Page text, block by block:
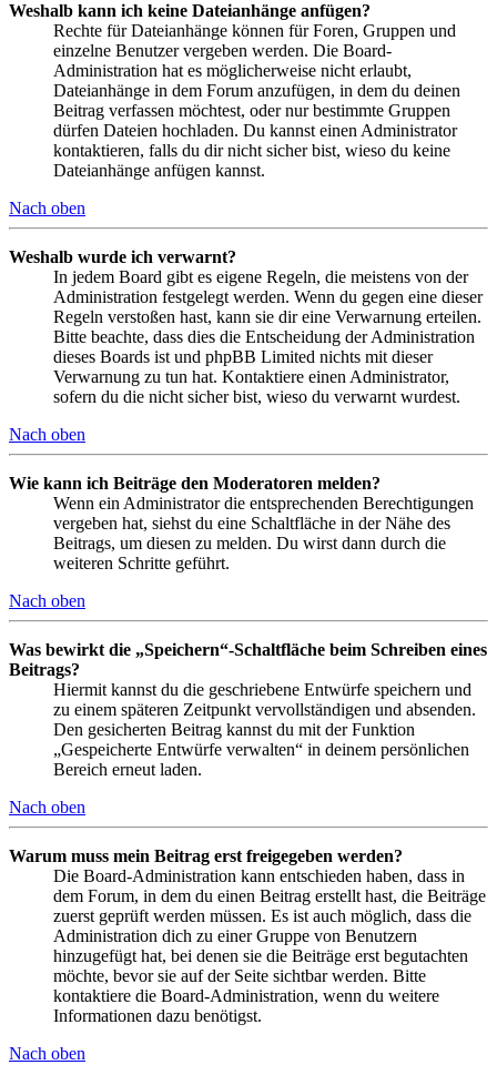
Weshalb kann ich keine Dateianhänge anfügen?
Rechte für Dateianhänge können für Foren, Gruppen und
einzelne Benutzer vergeben werden. Die Board-
Administration hat es möglicherweise nicht erlaubt,
Dateianhänge in dem Forum anzufügen, in dem du deinen
Beitrag verfassen möchtest, oder nur bestimmte Gruppen
dürfen Dateien hochladen. Du kannst einen Administrator
kontaktieren, falls du dir nicht sicher bist, wieso du keine
Dateianhänge anfügen kannst.
Nach oben
Weshalb wurde ich verwarnt?
In jedem Board gibt es eigene Regeln, die meistens von der
Administration festgelegt werden. Wenn du gegen eine dieser
Regeln verstoßen hast, kann sie dir eine Verwarnung erteilen.
Bitte beachte, dass dies die Entscheidung der Administration
dieses Boards ist und phpBB Limited nichts mit dieser
Verwarnung zu tun hat. Kontaktiere einen Administrator,
sofern du die nicht sicher bist, wieso du verwarnt wurdest.
Nach oben
Wie kann ich Beiträge den Moderatoren melden?
Wenn ein Administrator die entsprechenden Berechtigungen
vergeben hat, siehst du eine Schaltfläche in der Nähe des
Beitrags, um diesen zu melden. Du wirst dann durch die
weiteren Schritte geführt.
Nach oben
Was bewirkt die „Speichern“-Schaltfläche beim Schreiben eines
Beitrags?
Hiermit kannst du die geschriebene Entwürfe speichern und
zu einem späteren Zeitpunkt vervollständigen und absenden.
Den gesicherten Beitrag kannst du mit der Funktion
„Gespeicherte Entwürfe verwalten“ in deinem persönlichen
Bereich erneut laden.
Nach oben
Warum muss mein Beitrag erst freigegeben werden?
Die Board-Administration kann entschieden haben, dass in
dem Forum, in dem du einen Beitrag erstellt hast, die Beiträge
zuerst geprüft werden müssen. Es ist auch möglich, dass die
Administration dich zu einer Gruppe von Benutzern
hinzugefügt hat, bei denen sie die Beiträge erst begutachten
möchte, bevor sie auf der Seite sichtbar werden. Bitte
kontaktiere die Board-Administration, wenn du weitere
Informationen dazu benötigst.
Nach oben